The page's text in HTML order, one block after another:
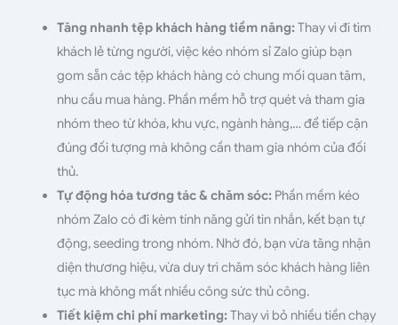
Tăng nhanh tệp khách hàng tiềm năng:Thay vì đi tìm
khách lẻ từng người, việc kéo nhóm sỉ Zalo giúp bạn
gom sẵn các tệp khách hàng có chung mối quan tâm,
nhu cầu mua hàng. Phần mềm hỗ trợ quét và tham gia
nhóm theo từ khóa, khu vực, ngành hàng,… để tiếp cận
đúng đối tượng mà không cần tham gia nhóm của đối
thủ.
Tự động hóa tương tác & chăm sóc:Phần mềm kéo
nhóm Zalo có đi kèm tính năng gửi tin nhắn, kết bạn tự
động, seeding trong nhóm. Nhờ đó, bạn vừa tăng nhận
diện thương hiệu, vừa duy trì chăm sóc khách hàng liên
tục mà không mất nhiều công sức thủ công.
Tiết kiệm chi phí marketing:Thay vì bỏ nhiều tiền chạy